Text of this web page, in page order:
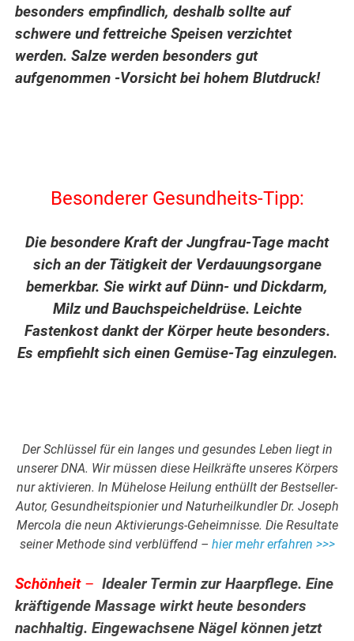
besonders empfindlich, deshalb sollte auf
schwere und fettreiche Speisen verzichtet
werden. Salze werden besonders gut
aufgenommen -Vorsicht bei hohem Blutdruck!
Besonderer Gesundheits-Tipp:
Die besondere Kraft der Jungfrau-Tage macht
sich an der Tätigkeit der Verdauungsorgane
bemerkbar. Sie wirkt auf Dünn- und Dickdarm,
Milz und Bauchspeicheldrüse. Leichte
Fastenkost dankt der Körper heute besonders.
Es empfiehlt sich einen Gemüse-Tag einzulegen.
Der Schlüssel für ein langes und gesundes Leben liegt in
unserer DNA. Wir müssen diese Heilkräfte unseres Körpers
nur aktivieren. In Mühelose Heilung enthüllt der Bestseller-
Autor, Gesundheitspionier und Naturheilkundler Dr. Joseph
Mercola die neun Aktivierungs-Geheimnisse. Die Resultate
seiner Methode sind verblüffend – hier mehr erfahren >>>
Schönheit–Idealer Termin zur Haarpflege. Eine
kräftigende Massage wirkt heute besonders
nachhaltig. Eingewachsene Nägel können jetzt